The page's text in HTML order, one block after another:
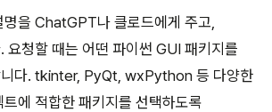
을 ChatGPT나 클로드에게 주고,
요청할 때는 어떤 파이썬 GUI 패키지를
니다. tkinter, PyQt, wxPython 등 다양한
에 적합한 패키지를 선택하도록